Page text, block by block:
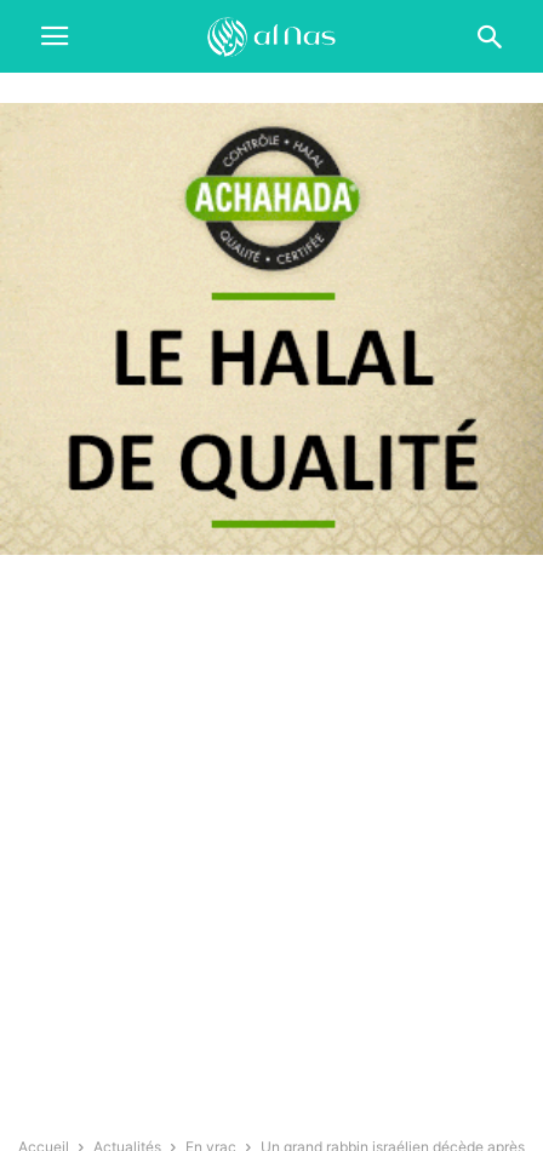
Accueil Actualités En vrac
Un grand rabbin israélien décède après